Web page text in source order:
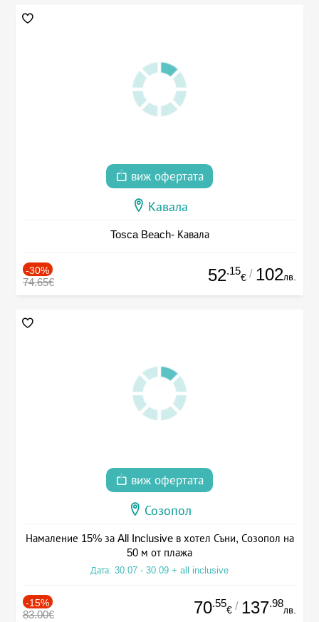
виж офертата
Кавала
Tosca Beach- Кавала
-30%
74.65€ 52.15
€ / 102лв.
виж офертата
Созопол
Намаление 15% за All Inclusive в хотел Съни, Созопол на
50 м от плажа
Дата: 30.07 - 30.09 + all inclusive
-15%
83.00€ 70.55
€ / 137.98
лв.